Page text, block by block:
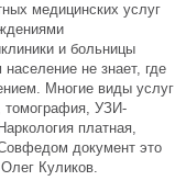
медицинских услуг
и больницы
не знает, где
Многие виды услуг
томография, УЗИ-
платная,
документ это
Куликов.